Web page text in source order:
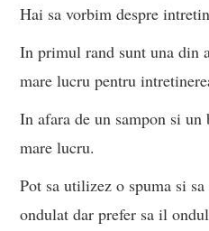
Hai sa vorbim despre
In primul rand sunt una din
mare lucru pentru
In afara de un sampon si
mare lucru.
Pot sa utilizez o spuma si
ondulat dar prefer sa il